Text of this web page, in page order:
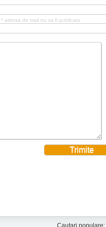
* adresa de mail nu va fi publicata
Cautari populare: